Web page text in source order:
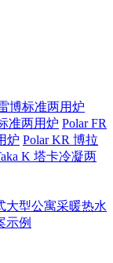
博标准两用炉
准两用炉 Polar FR
炉 Polar KR 博拉
K 塔卡冷凝两
大型公寓采暖热水
示例